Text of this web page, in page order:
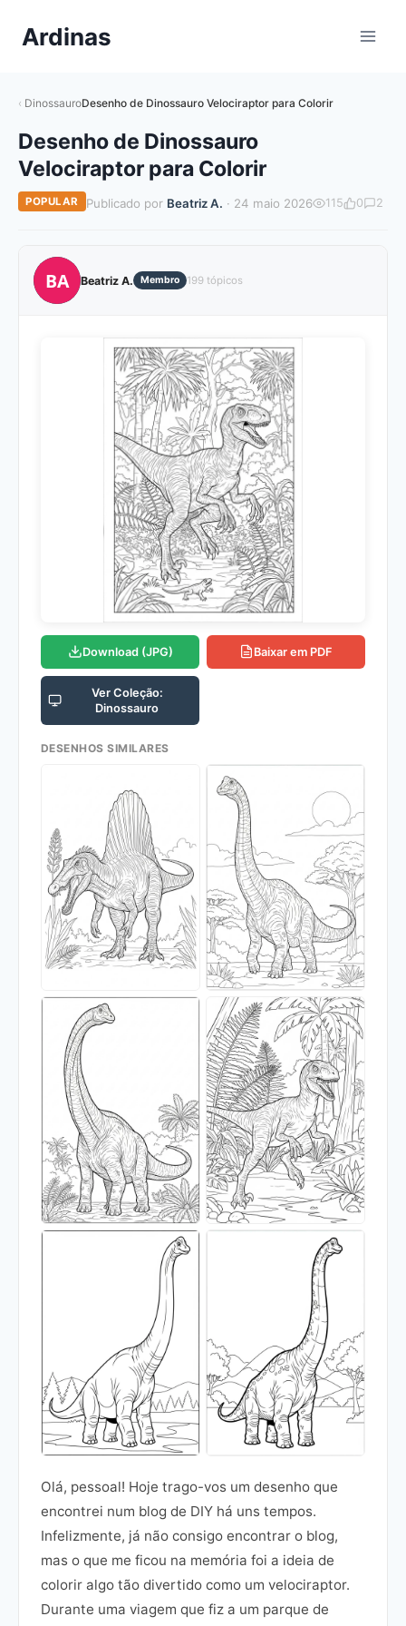
paraArdinas
DinossauroDesenho de Dinossauro Velociraptor para Colorir
Desenho de Dinossauro
Velociraptor para Colorir
POPULAR Publicado por Beatriz A. · 24 maio 2026 115 0 2
BA Beatriz A. Membro 199 tópicos
Download (JPG) Baixar em PDF
Ver Coleção:
Dinossauro
DESENHOS SIMILARES
Olá, pessoal! Hoje trago-vos um desenho que
encontrei num blog de DIY há uns tempos.
Infelizmente, já não consigo encontrar o blog,
mas o que me ficou na memória foi a ideia de
colorir algo tão divertido como um velociraptor.
Durante uma viagem que fiz a um parque de